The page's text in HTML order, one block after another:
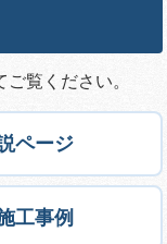
覧ください。
ページ
工事例